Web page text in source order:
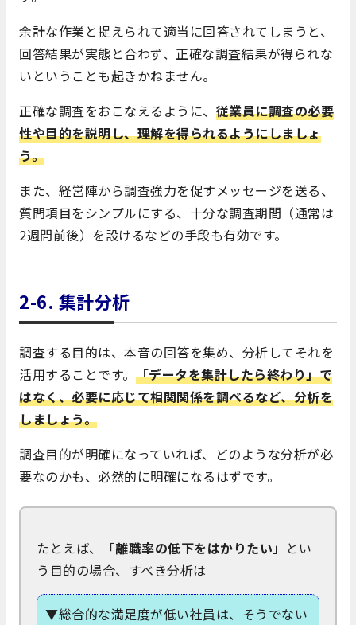
余計な作業と捉えられて適当に回答されてしまうと、
回答結果が実態と合わず、正確な調査結果が得られな
いということも起きかねません。
正確な調査をおこなえるように、 従業員に調査の必要
性や目的を説明し、理解を得られるようにしましょ
う。
また、経営陣から調査強力を促すメッセージを送る、
質問項目をシンプルにする、十分な調査期間（通常は
2週間前後）を設けるなどの手段も有効です。
2-6. 集計分析
調査する目的は、本音の回答を集め、分析してそれを
活用することです。 「データを集計したら終わり」で
はなく、必要に応じて相関関係を調べるなど、分析を
しましょう。
調査目的が明確になっていれば、どのような分析が必
要なのかも、必然的に明確になるはずです。
たとえば、「離職率の低下をはかりたい」とい
う目的の場合、すべき分析は
▼総合的な満足度が低い社員は、そうでない